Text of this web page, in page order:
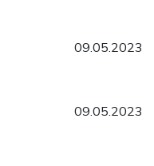
09.05.2023
09.05.2023